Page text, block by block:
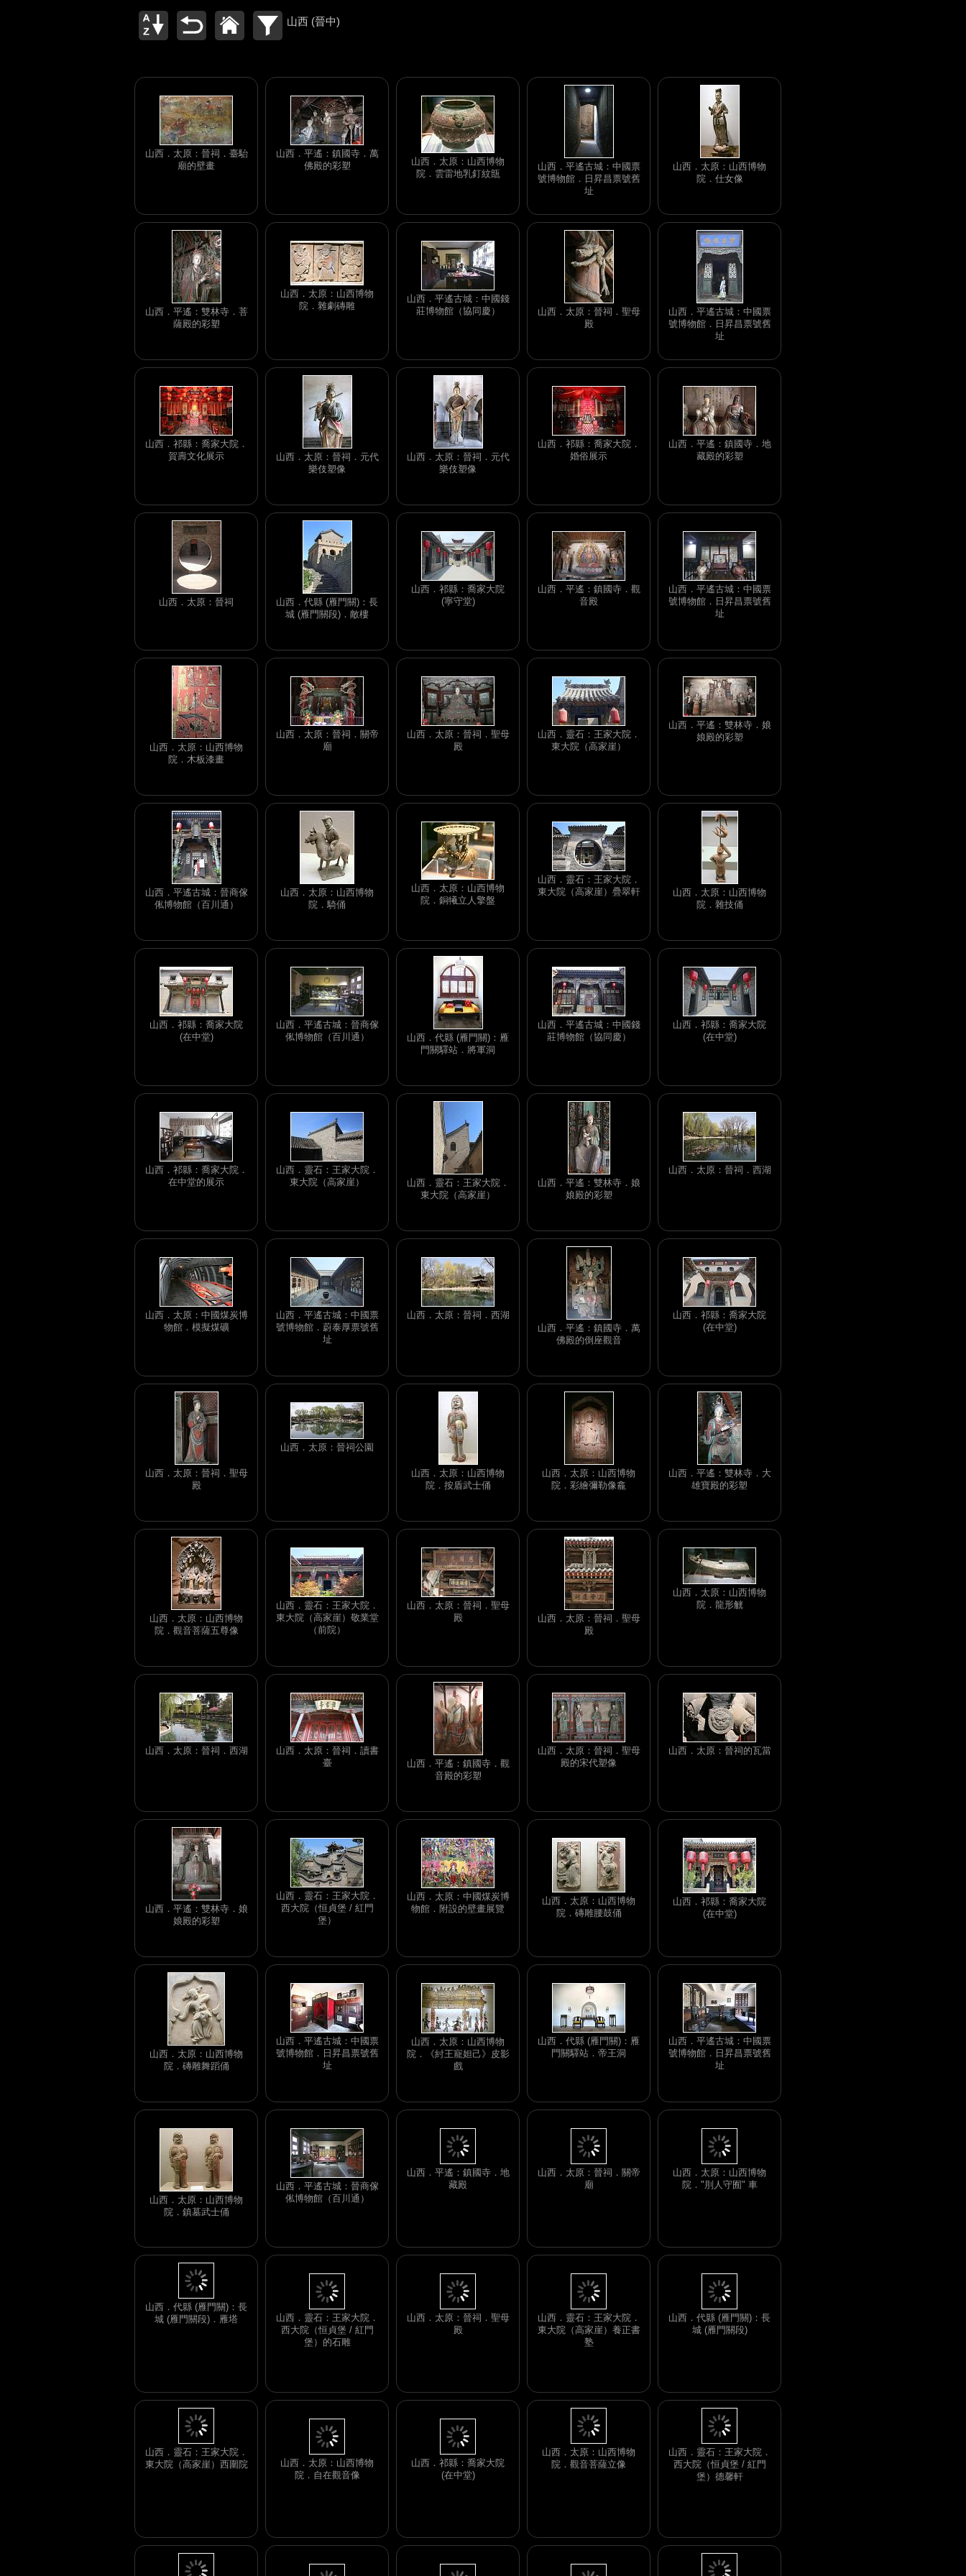
山西 (晉中)
山西．太原：晉祠．臺駘
廟的壁畫
山西．平遙：鎮國寺．萬
佛殿的彩塑
山西．太原：山西博物
院．雲雷地乳釘紋瓿
山西．平遙古城：中國票
號博物館．日昇昌票號舊
址
山西．太原：山西博物
院．仕女像
山西．平遙：雙林寺．菩
薩殿的彩塑
山西．太原：山西博物
院．雜劇磚雕
山西．平遙古城：中國錢
莊博物館（協同慶）
山西．太原：晉祠．聖母
殿
山西．平遙古城：中國票
號博物館．日昇昌票號舊
址
山西．祁縣：喬家大院．
賀壽文化展示
山西．太原：晉祠．元代
樂伎塑像
山西．太原：晉祠．元代
樂伎塑像
山西．祁縣：喬家大院．
婚俗展示
山西．平遙：鎮國寺．地
藏殿的彩塑
山西．太原：晉祠
山西．代縣 (雁門關)：長
城 (雁門關段)．敵樓
山西．祁縣：喬家大院
(寧守堂)
山西．平遙：鎮國寺．觀
音殿
山西．平遙古城：中國票
號博物館．日昇昌票號舊
址
山西．太原：山西博物
院．木板漆畫
山西．太原：晉祠．關帝
廟
山西．太原：晉祠．聖母
殿
山西．靈石：王家大院．
東大院（高家崖）
山西．平遙：雙林寺．娘
娘殿的彩塑
山西．平遙古城：晉商傢
俬博物館（百川通）
山西．太原：山西博物
院．騎俑
山西．太原：山西博物
院．銅犧立人擎盤
山西．靈石：王家大院．
東大院（高家崖）疊翠軒
山西．太原：山西博物
院．雜技俑
山西．祁縣：喬家大院
(在中堂)
山西．平遙古城：晉商傢
俬博物館（百川通）
山西．代縣 (雁門關)：雁
門關驛站．將軍洞
山西．平遙古城：中國錢
莊博物館（協同慶）
山西．祁縣：喬家大院
(在中堂)
山西．祁縣：喬家大院．
在中堂的展示
山西．靈石：王家大院．
東大院（高家崖）
山西．靈石：王家大院．
東大院（高家崖）
山西．平遙：雙林寺．娘
娘殿的彩塑
山西．太原：晉祠．西湖
山西．太原：中國煤炭博
物館．模擬煤礦
山西．平遙古城：中國票
號博物館．蔚泰厚票號舊
址
山西．太原：晉祠．西湖
山西．平遙：鎮國寺．萬
佛殿的倒座觀音
山西．祁縣：喬家大院
(在中堂)
山西．太原：晉祠．聖母
殿
山西．太原：晉祠公園
山西．太原：山西博物
院．按盾武士俑
山西．太原：山西博物
院．彩繪彌勒像龕
山西．平遙：雙林寺．大
雄寶殿的彩塑
山西．太原：山西博物
院．觀音菩薩五尊像
山西．靈石：王家大院．
東大院（高家崖）敬業堂
（前院）
山西．太原：晉祠．聖母
殿
山西．太原：晉祠．聖母
殿
山西．太原：山西博物
院．龍形觥
山西．太原：晉祠．西湖
山西．太原：晉祠．讀書
臺
山西．平遙：鎮國寺．觀
音殿的彩塑
山西．太原：晉祠．聖母
殿的宋代塑像
山西．太原：晉祠的瓦當
山西．平遙：雙林寺．娘
娘殿的彩塑
山西．靈石：王家大院．
西大院（恒貞堡 / 紅門
堡）
山西．太原：中國煤炭博
物館．附設的壁畫展覽
山西．太原：山西博物
院．磚雕腰鼓俑
山西．祁縣：喬家大院
(在中堂)
山西．太原：山西博物
院．磚雕舞蹈俑
山西．平遙古城：中國票
號博物館．日昇昌票號舊
址
山西．太原：山西博物
院．《紂王寵妲己》皮影
戲
山西．代縣 (雁門關)：雁
門關驛站．帝王洞
山西．平遙古城：中國票
號博物館．日昇昌票號舊
址
山西．太原：山西博物
院．鎮墓武士俑
山西．平遙古城：晉商傢
俬博物館（百川通）
山西．平遙：鎮國寺．地
山西．太原：晉祠．關帝
山西．太原：山西博物
山西．靈石：王家大院．
山西．太原：晉祠．聖母
山西．靈石：王家大院．
東大院（高家崖）養正書
山西．代縣 (雁門關)：長
山西．太原：山西博物
山西．祁縣：喬家大院